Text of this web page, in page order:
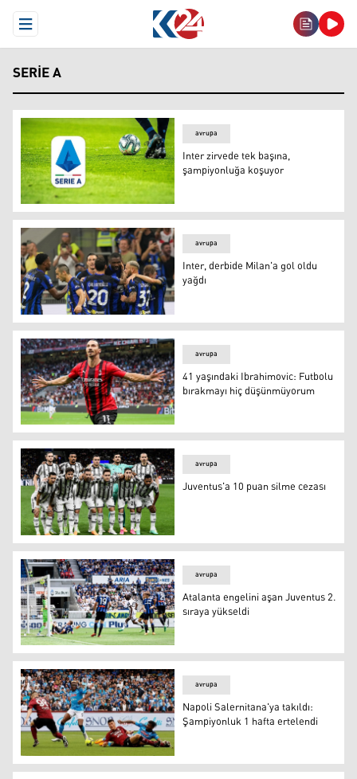
Open Menu
SERIE A
Inter zirvede tek başına, şampiyonluğa koşuyor
avrupa
Inter zirvede tek başına,
şampiyonluğa koşuyor
Inter, derbide Milan'a gol oldu yağdı
avrupa
Inter, derbide Milan'a gol oldu
yağdı
41 yaşındaki Ibrahimovic: Futbolu bırakmayı hiç
avrupa
41 yaşındaki Ibrahimovic: Futbolu
bırakmayı hiç düşünmüyorum
Foto: AFP
avrupa
Juventus'a 10 puan silme cezası
Atalanta engelini aşan Juventus 2. sıraya yükseldi
avrupa
Atalanta engelini aşan Juventus 2.
sıraya yükseldi
Napoli Salernitana'ya takıldı: Şampiyonluk 1 hafta
avrupa
Napoli Salernitana'ya takıldı:
Şampiyonluk 1 hafta ertelendi